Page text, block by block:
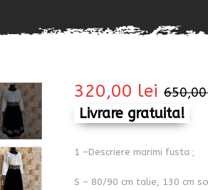
320,00 lei
Livrare gratuita!
1 –Descriere marimi fusta ;
S – 80/90 cm talie, 130 cm